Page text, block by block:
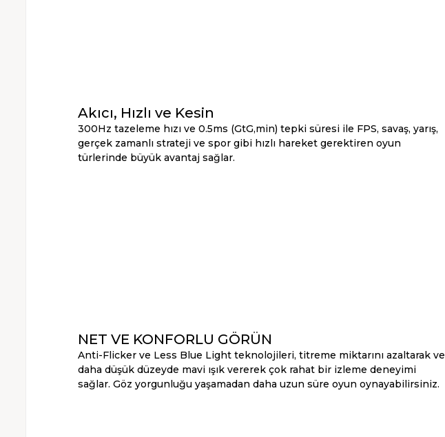
Akıcı, Hızlı ve Kesin
300Hz tazeleme hızı ve 0.5ms (GtG,min) tepki süresi ile FPS, savaş, yarış,
gerçek zamanlı strateji ve spor gibi hızlı hareket gerektiren oyun
türlerinde büyük avantaj sağlar.
NET VE KONFORLU GÖRÜN
Anti-Flicker ve Less Blue Light teknolojileri, titreme miktarını azaltarak ve
daha düşük düzeyde mavi ışık vererek çok rahat bir izleme deneyimi
sağlar. Göz yorgunluğu yaşamadan daha uzun süre oyun oynayabilirsiniz.